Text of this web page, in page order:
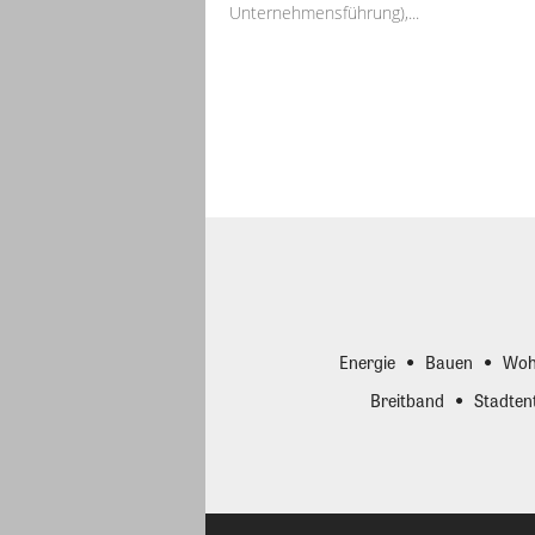
Unternehmensführung),...
Energie Bauen
Breitband